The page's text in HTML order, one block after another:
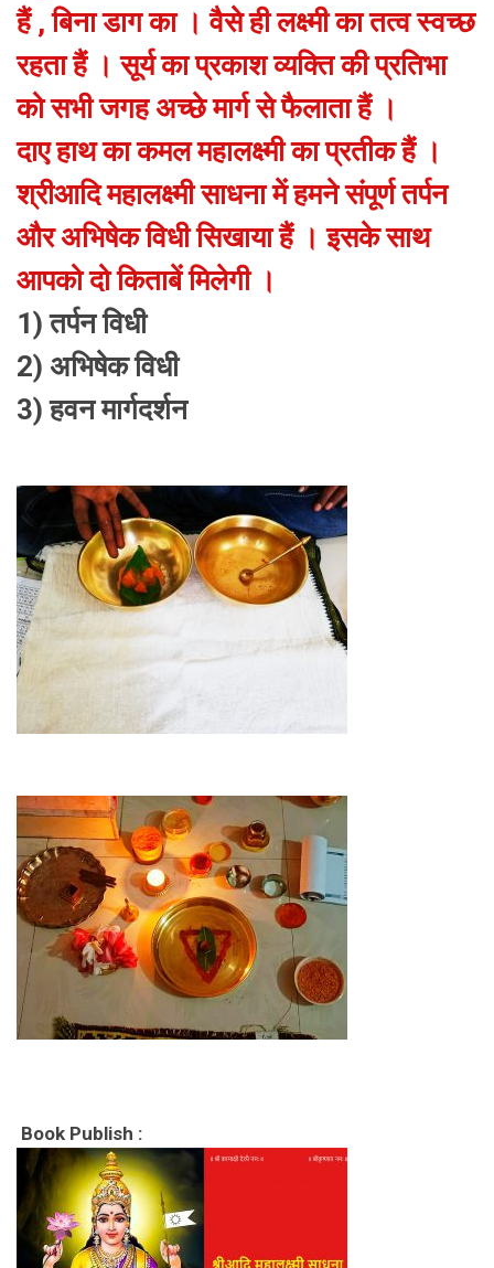
हैं , बिना डाग का । वैसे ही लक्ष्मी का तत्व स्वच्छ
रहता हैं । सूर्य का प्रकाश व्यक्ति की प्रतिभा
को सभी जगह अच्छे मार्ग से फैलाता हैं ।
दाए हाथ का कमल महालक्ष्मी का प्रतीक हैं ।
श्रीआदि महालक्ष्मी साधना में हमने संपूर्ण तर्पन
और अभिषेक विधी सिखाया हैं । इसके साथ
आपको दो किताबें मिलेगी ।
1) तर्पन विधी
2) अभिषेक विधी
3) हवन मार्गदर्शन
Book Publish :